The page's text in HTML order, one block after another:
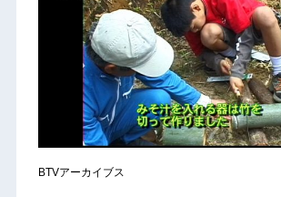
BTVアーカイブス